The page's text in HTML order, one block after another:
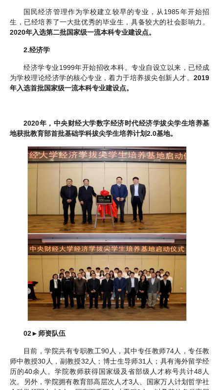
国民经济管理作为学校建立较早的专业，从1985年开始招
生，已经培养了一大批优秀的毕业生，具备较大的社会影响力。
2020年入选第二批国家级一流本科专业建设点。
2.经济学
经济学专业1999年开始招收本科。专业自设立以来，已经成
为学校理论经济学的核心专业，着力于培养拔尖创新人才。 2019
年入选首批国家级一流本科专业建设点。
2020年，中央财经大学数字经济时代经济学拔尖学生培养基
地获批教育部首批基础学科拔尖学生培养计划2.0基地。
02► 师资队伍
目前，学院共有专职教工90人，其中专任教师74人，专任教
师中教授30人，副教授32人；博士生导师31人；具有海外留学经
历的40余人。学院教师获得国家级及省部级人才称号共计48人
次。另外，学院拥有教育部高层次人才3人、国家万人计划哲学社